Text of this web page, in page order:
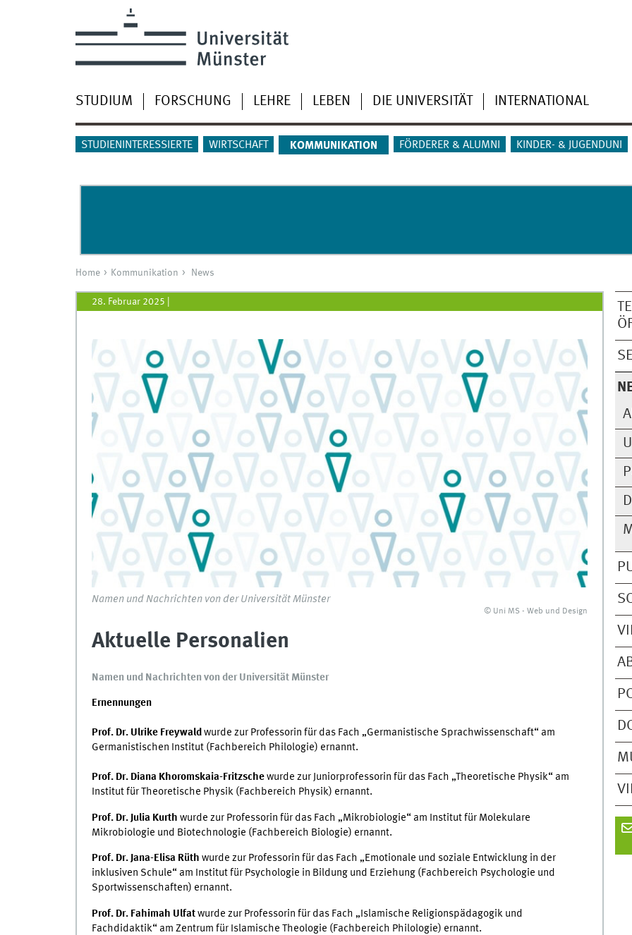
STUDIUM FORSCHUNG LEHRE LEBEN DIE UNIVERSITÄT INTERNATIONAL
STUDIENINTERESSIERTE WIRTSCHAFT KOMMUNIKATION FÖRDERER & ALUMNI KINDER- & JUGENDUNI
Home Kommunikation News
28. Februar 2025
Namen und Nachrichten von der Universität Münster
© Uni MS - Web und Design
Aktuelle Personalien
Namen und Nachrichten von der Universität Münster
Ernennungen
Prof. Dr. Ulrike Freywaldwurde zur Professorin für das Fach „Germanistische Sprachwissenschaft“ am
Germanistischen Institut (Fachbereich Philologie) ernannt.
Prof. Dr. Diana Khoromskaia-Fritzschewurde zur Juniorprofessorin für das Fach „Theoretische Physik“ am
Institut für Theoretische Physik (Fachbereich Physik) ernannt.
Prof. Dr. Julia Kurth wurde zur Professorin für das Fach „Mikrobiologie“ am Institut für Molekulare
Mikrobiologie und Biotechnologie (Fachbereich Biologie) ernannt.
Prof. Dr. Jana-Elisa Rüth wurde zur Professorin für das Fach „Emotionale und soziale Entwicklung in der
inklusiven Schule“ am Institut für Psychologie in Bildung und Erziehung (Fachbereich Psychologie und
Sportwissenschaften) ernannt.
Prof. Dr. Fahimah Ulfatwurde zur Professorin für das Fach „Islamische Religionspädagogik und
Fachdidaktik“ am Zentrum für Islamische Theologie (Fachbereich Philologie) ernannt.